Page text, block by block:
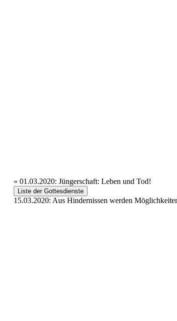
« 01.03.2020: Jüngerschaft: Leben und Tod!
Liste der Gottesdienste
15.03.2020: Aus Hindernissen werden